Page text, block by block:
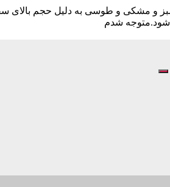
مشکی و طوسی به دلیل حجم بالای
متوجه شدم